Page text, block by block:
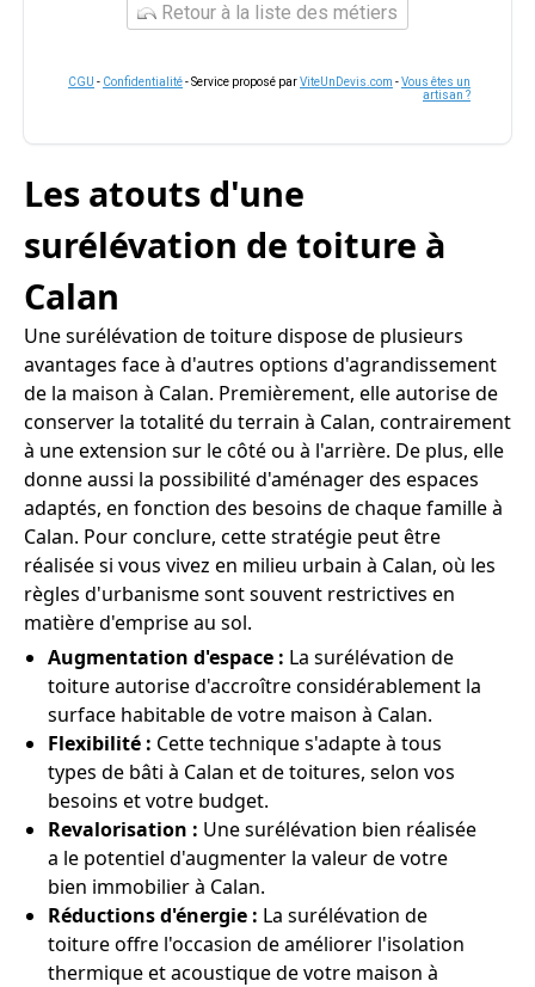
Retour à la liste des métiers
CGU - Confidentialité- Service proposé parViteUnDevis.com -Vous êtes un
artisan ?
Les atouts d'une
surélévation de toiture à
Calan
Une surélévation de toiture dispose de plusieurs
avantages face à d'autres options d'agrandissement
de la maison à Calan. Premièrement, elle autorise de
conserver la totalité du terrain à Calan, contrairement
à une extension sur le côté ou à l'arrière. De plus, elle
donne aussi la possibilité d'aménager des espaces
adaptés, en fonction des besoins de chaque famille à
Calan. Pour conclure, cette stratégie peut être
réalisée si vous vivez en milieu urbain à Calan, où les
règles d'urbanisme sont souvent restrictives en
matière d'emprise au sol.
Augmentation d'espace : La surélévation de
toiture autorise d'accroître considérablement la
surface habitable de votre maison à Calan.
Flexibilité : Cette technique s'adapte à tous
types de bâti à Calan et de toitures, selon vos
besoins et votre budget.
Revalorisation : Une surélévation bien réalisée
a le potentiel d'augmenter la valeur de votre
bien immobilier à Calan.
Réductions d'énergie : La surélévation de
toiture offre l'occasion de améliorer l'isolation
thermique et acoustique de votre maison à